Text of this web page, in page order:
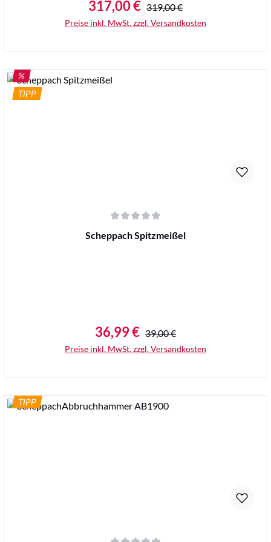
Verkaufspreis:
317,00 € Regulärer Preis:
319,00 €
Preise inkl. MwSt. zzgl. Versandkosten
RABATT
%
TIPP
Durchschnittliche Bewertung von 0 von 5 Sternen
Scheppach Spitzmeißel
Verkaufspreis:
36,99 € Regulärer Preis:
39,00 €
Preise inkl. MwSt. zzgl. Versandkosten
TIPP